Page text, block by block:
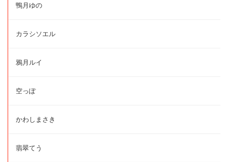
鴨月ゆの
カラシソエル
鴉月ルイ
空っぽ
かわしまさき
翡翠てう